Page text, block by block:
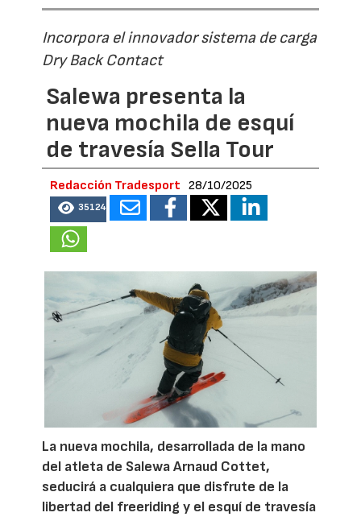
Incorpora el innovador sistema de carga
Dry Back Contact
Salewa presenta la
nueva mochila de esquí
de travesía Sella Tour
Redacción Tradesport 28/10/2025
35124
La nueva mochila, desarrollada de la mano
del atleta de Salewa Arnaud Cottet,
seducirá a cualquiera que disfrute de la
libertad del freeriding y el esquí de travesía